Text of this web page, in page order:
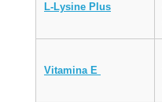
L-Lysine Plus
Vitamina E